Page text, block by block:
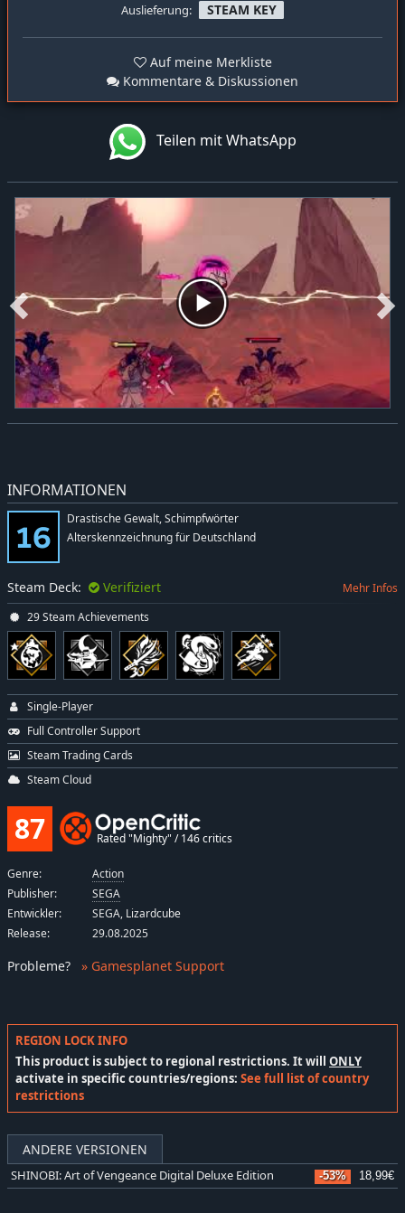
Auslieferung: STEAM KEY
Auf meine Merkliste
Kommentare & Diskussionen
Teilen mit WhatsApp
REGION LOCK INFO
This product is subject to regional restrictions. It will ONLY
activate in specific countries/regions: See full list of country
restrictions
ANDERE VERSIONEN
SHINOBI: Art of Vengeance Digital Deluxe Edition -53% 18,99€
INFORMATIONEN
Drastische Gewalt, Schimpfwörter
Alterskennzeichnung für Deutschland
Steam Deck: Verifiziert Mehr Infos
29 Steam Achievements
Single-Player
Full Controller Support
Steam Trading Cards
Steam Cloud
87 Rated "Mighty" / 146 critics
Genre:
Action
Publisher:
SEGA
Entwickler:
SEGA, Lizardcube
Release:
29.08.2025
Probleme? » Gamesplanet Support